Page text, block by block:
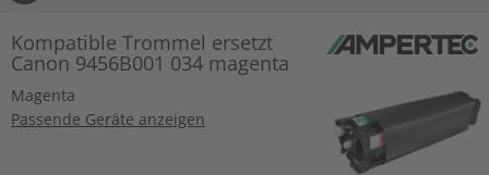
Kompatible Trommel ersetzt
Canon 9456B001 034 magenta
Magenta
Passende Geräte anzeigen